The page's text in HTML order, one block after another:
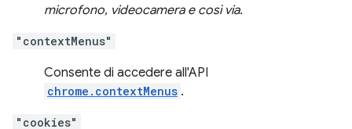
microfono, videocamera e così via.
"contextMenus"
Consente di accedere all'API
chrome.contextMenus .
"cookies"